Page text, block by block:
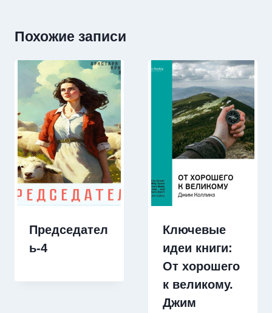
Похожие записи
Председател
ь-4
Ключевые
идеи книги:
От хорошего
к великому.
Джим